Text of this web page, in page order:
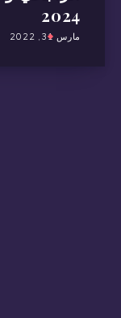
2024
مارس 31, 2022